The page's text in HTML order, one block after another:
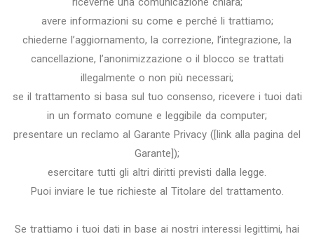
avere informazioni su come e perché li trattiamo;
chiederne l’aggiornamento, la correzione, l’integrazione, la
cancellazione, l’anonimizzazione o il blocco se trattati
illegalmente o non più necessari;
se il trattamento si basa sul tuo consenso, ricevere i tuoi dati
in un formato comune e leggibile da computer;
presentare un reclamo al Garante Privacy ([link alla pagina del
Garante]);
esercitare tutti gli altri diritti previsti dalla legge.
Puoi inviare le tue richieste al Titolare del trattamento.
Se trattiamo i tuoi dati in base ai nostri interessi legittimi, hai